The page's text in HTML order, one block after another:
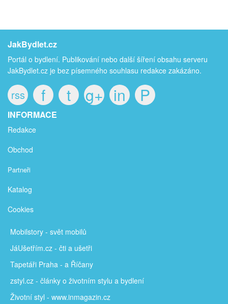
JakBydlet.cz
Portál o bydlení. Publikování nebo další šíření obsahu serveru
JakBydlet.cz je bez písemného souhlasu redakce zakázáno.
rss f t g+ in P
INFORMACE
Redakce
Obchod
Partneři
Katalog
Cookies
Mobilstory - svět mobilů
JáUšetřím.cz - čti a ušetři
Tapetáři Praha - a Říčany
zstyl.cz - články o životním stylu a bydlení
Životní styl - www.inmagazin.cz